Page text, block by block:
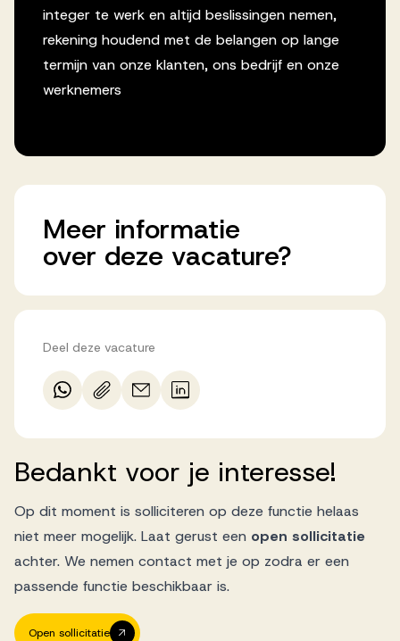
integer te werk en altijd beslissingen nemen,
rekening houdend met de belangen op lange
termijn van onze klanten, ons bedrijf en onze
werknemers
Meer informatie
over deze vacature?
Deel deze vacature
Bedankt voor je interesse!
Op dit moment is solliciteren op deze functie helaas
niet meer mogelijk. Laat gerust een open sollicitatie
achter. We nemen contact met je op zodra er een
passende functie beschikbaar is.
Open sollicitatie